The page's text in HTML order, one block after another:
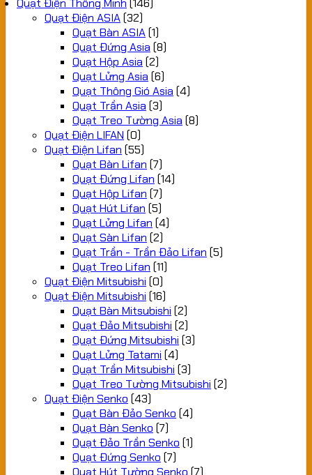
Quạt Điện Thông Minh (146)
Quạt Điện ASIA(32)
Quạt Bàn ASIA(1)
Quạt Đứng Asia (8)
Quạt Hộp Asia (2)
Quạt Lửng Asia (6)
Quạt Thông Gió Asia (4)
Quạt Trần Asia (3)
Quạt Treo Tường Asia (8)
Quạt Điện LIFAN (0)
Quạt Điện Lifan (55)
Quạt Bàn Lifan (7)
Quạt Đứng Lifan (14)
Quạt Hộp Lifan (7)
Quạt Hút Lifan (5)
Quạt Lửng Lifan (4)
Quạt Sàn Lifan (2)
Quạt Trần - Trần Đảo Lifan (5)
Quạt Treo Lifan (11)
Quạt Điện Mitsubishi (0)
Quạt Điện Mitsubishi (16)
Quạt Bàn Mitsubishi (2)
Quạt Đảo Mitsubishi (2)
Quạt Đứng Mitsubishi (3)
Quạt Lửng Tatami (4)
Quạt Trần Mitsubishi (3)
Quạt Treo Tường Mitsubishi (2)
Quạt Điện Senko (43)
Quạt Bàn Đảo Senko (4)
Quạt Bàn Senko (7)
Quạt Đảo Trần Senko (1)
Quạt Đứng Senko (7)
Quạt Hút Tường Senko (7)